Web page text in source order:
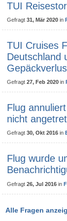
TUI
Gefragt 31, Mär 2020 in
TUI Cruises
Deutschland
Gefragt 27, Feb 2020 in
Flug
nicht
Gefragt 30, Okt 2016 in
Flug wurde
Gefragt 26, Jul 2016 in
Alle Fragen